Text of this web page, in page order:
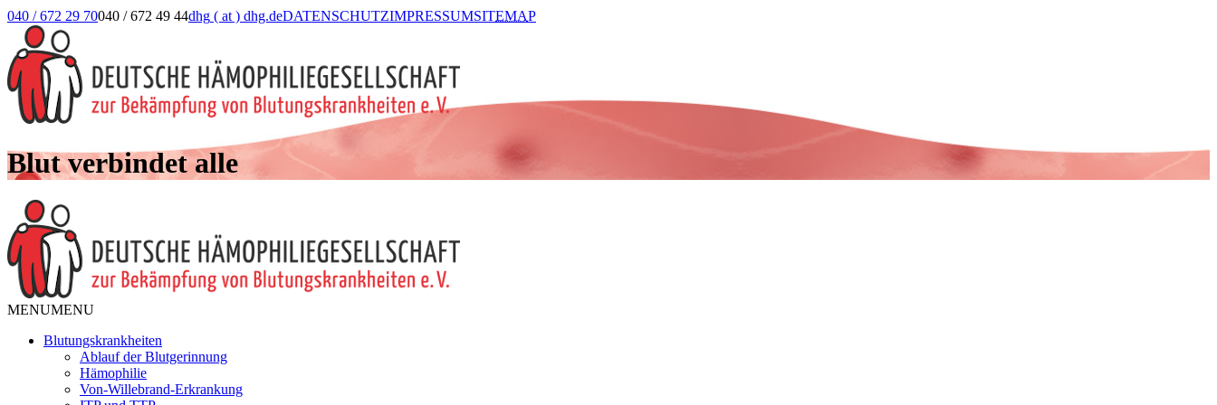
040 / 672 29 70040 / 672 49 44dhg ( at ) dhg.deDATENSCHUTZIMPRESSUMSITEMAP
Blut verbindet alle
MENUMENU
Blutungskrankheiten
Ablauf der Blutgerinnung
Hämophilie
Von-Willebrand-Erkrankung